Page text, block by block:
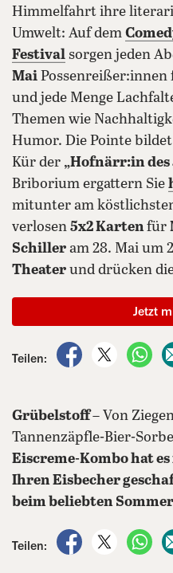
Himmelfahrt ihre
Umwelt: Auf dem
Festival sorgen jeden
Mai
und jede Menge
Themen wie
Humor. Die Pointe
Kür der „Hofnärr:in des
Briborium ergattern Sie
mitunter am
verlosen 5x2 Kartenfür
Schiller am 28. Mai um
Theater und drücken
Teilen:
auf Facebook
auf X
Jetzt
Grübelstoff– Von
Tannenzäpfle-Bier-
Eiscreme-Kombo hat
Ihren Eisbecher
beim beliebten
Teilen:
auf Facebook
auf X